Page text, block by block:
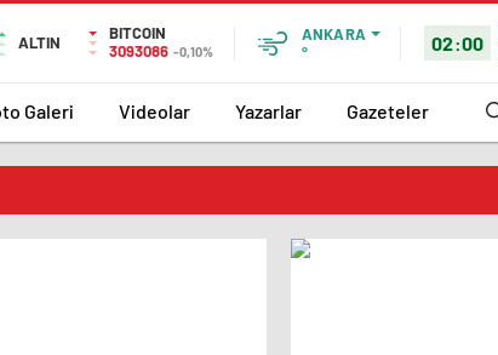
ALTIN
BITCOIN
3093086 -0,10%
ANKARA
°
02:00
Galeri Videolar Yazarlar Gazeteler